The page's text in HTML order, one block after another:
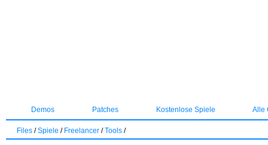
Demos Patches Kostenlose Spiele Alle
Files /Spiele / Freelancer /Tools /